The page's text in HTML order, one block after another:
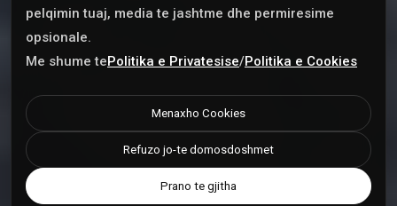
pelqimin tuaj, media te jashtme dhe permiresime
opsionale.
Me shume tePolitika e Privatesise/Politika e Cookies
Menaxho Cookies
Refuzo jo-te domosdoshmet
Prano te gjitha